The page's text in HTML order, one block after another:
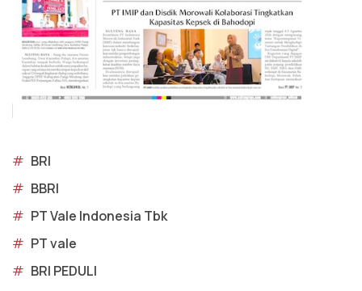
# BRI
# BBRI
# PT Vale Indonesia Tbk
# PT vale
# BRI PEDULI